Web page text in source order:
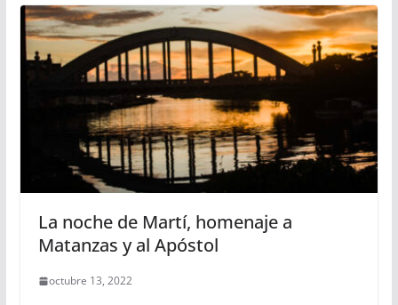
La noche de Martí, homenaje a
Matanzas y al Apóstol
octubre 13, 2022